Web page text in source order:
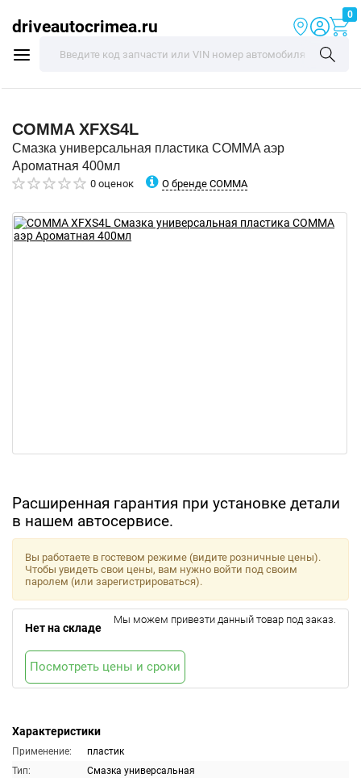
driveautocrimea.ru
0
COMMA XFXS4L
Смазка универсальная пластика COMMA аэр
Ароматная 400мл
0 оценок О бренде COMMA
Расширенная гарантия при установке детали
в нашем автосервисе.
Характеристики
Применение:
пластик
Тип:
Смазка универсальная
Вы работаете в гостевом режиме (видите розничные цены).
Чтобы увидеть свои цены, вам нужно войти под своим
паролем (или зарегистрироваться).
Нет на складе
Мы можем привезти данный товар под заказ.
Посмотреть цены и сроки